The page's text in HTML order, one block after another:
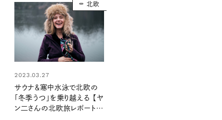
北欧
2023.03.27
サウナ＆寒中水泳で北欧の
「冬季うつ」を乗り越える 【ヤ
ン二さんの北欧旅レポート